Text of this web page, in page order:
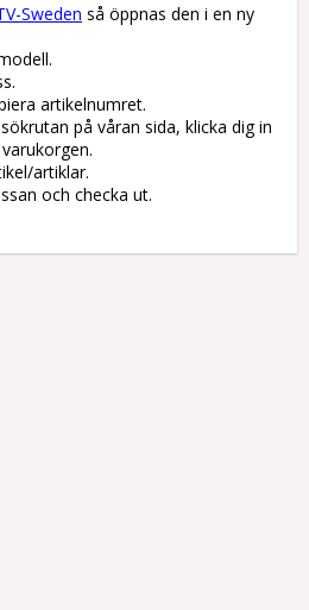
Sweden så öppnas den i en ny
artikelnumret.
på våran sida, klicka dig in
artiklar.
och checka ut.